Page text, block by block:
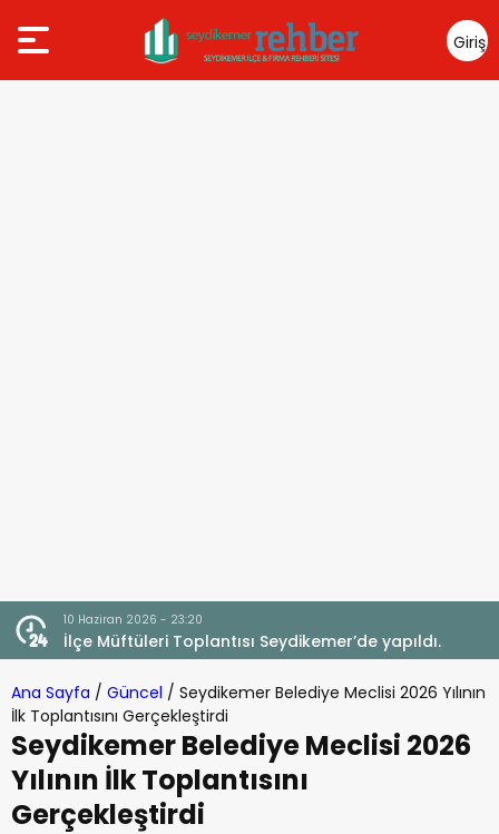
Giriş
Yap
10 Haziran 2026 - 23:20
İlçe Müftüleri Toplantısı Seydikemer’de yapıldı.
Ana Sayfa / Güncel / Seydikemer Belediye Meclisi 2026 Yılının
İlk Toplantısını Gerçekleştirdi
Seydikemer Belediye Meclisi 2026
Yılının İlk Toplantısını
Gerçekleştirdi